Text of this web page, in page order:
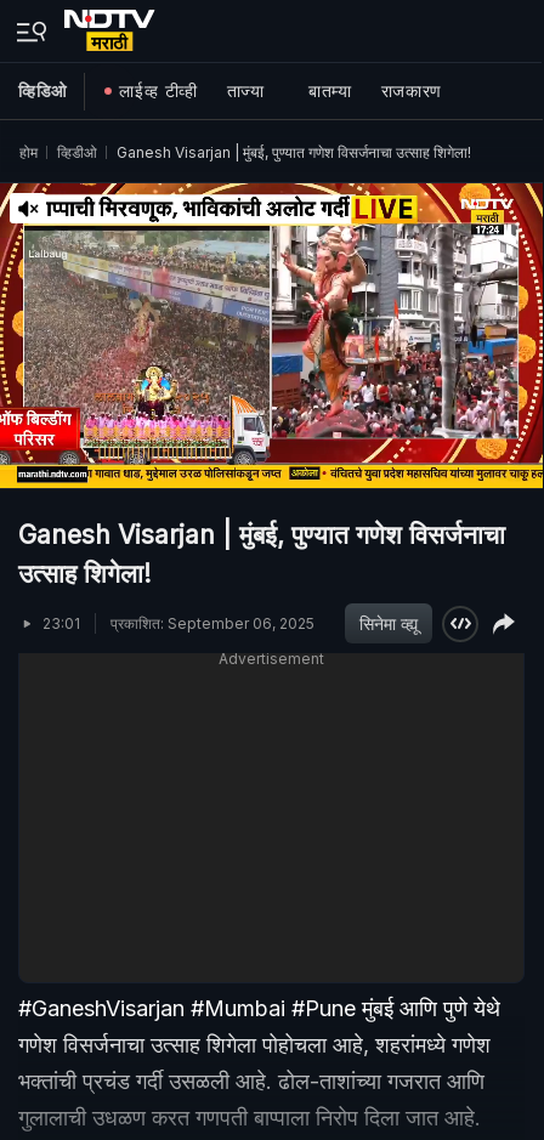
व्हिडिओ लाईव्ह टीव्ही ताज्या बातम्या राजकारण
होम व्हिडीओ Ganesh Visarjan | मुंबई, पुण्यात गणेश विसर्जनाचा उत्साह शिगेला!
Ganesh Visarjan | मुंबई, पुण्यात गणेश विसर्जनाचा
उत्साह शिगेला!
23:01 प्रकाशित: September 06, 2025 सिनेमा व्ह्यू
Advertisement
#GaneshVisarjan #Mumbai #Pune मुंबई आणि पुणे येथे
गणेश विसर्जनाचा उत्साह शिगेला पोहोचला आहे, शहरांमध्ये गणेश
भक्तांची प्रचंड गर्दी उसळली आहे. ढोल-ताशांच्या गजरात आणि
गुलालाची उधळण करत गणपती बाप्पाला निरोप दिला जात आहे.